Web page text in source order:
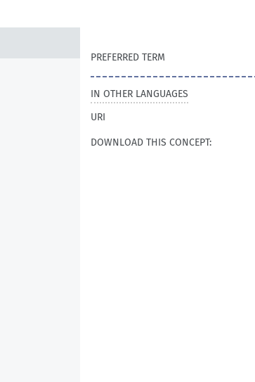
PREFERRED TERM
IN OTHER LANGUAGES
URI
DOWNLOAD THIS CONCEPT: